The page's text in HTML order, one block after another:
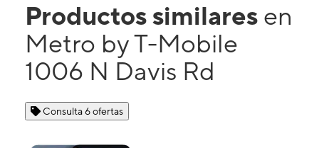
Productos similares en
Metro by T-Mobile
1006 N Davis Rd
Consulta 6 ofertas